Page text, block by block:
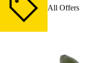
All Offers